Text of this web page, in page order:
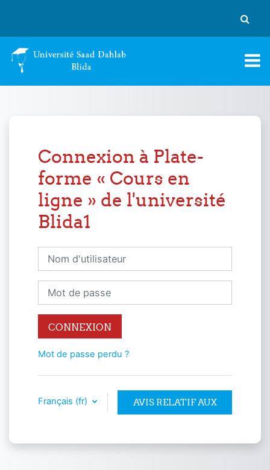
Connexion à Plate-
forme « Cours en
ligne » de l'université
Blida1
Nom d'utilisateur
Mot de passe
CONNEXION
Mot de passe perdu ?
Français ‎(fr)‎ AVIS RELATIF AUX